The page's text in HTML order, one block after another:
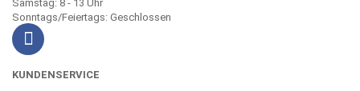
Samstag: 8 - 13 Uhr
Sonntags/Feiertags: Geschlossen
KUNDENSERVICE